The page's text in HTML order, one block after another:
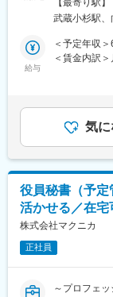
・指示が抽象
■組織構成
役員直下の
・役員の時
る（【忙し
・重要会議
設計し、役
る。
・高い機密性
る。
変更の範囲：
務を担って
【具体的な
・スケジュ
・来客、会
・出張手配
（主に寒川
回あります）
将来的には
◆募集背景
現在、役員の
務は高度化・
め増員を希望
武蔵小杉駅
給与
＜予定年収
＜賃金内訳
当：別途該
選考を通じ
気に
役員秘書（予
活かせる／在
株式会社マクニカ
正社員
～プロフェ